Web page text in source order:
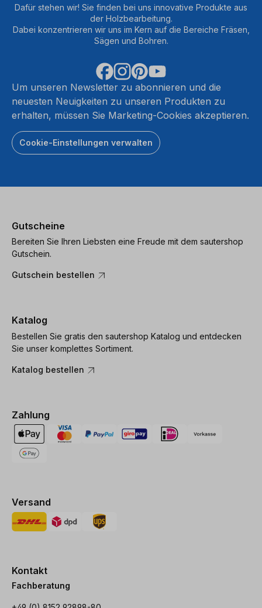
Dafür stehen wir! Sie finden bei uns innovative Produkte aus
der Holzbearbeitung.
Dabei konzentrieren wir uns im Kern auf die Bereiche Fräsen,
Sägen und Bohren.
Um unseren Newsletter zu abonnieren und die
neuesten Neuigkeiten zu unseren Produkten zu
erhalten, müssen Sie Marketing-Cookies akzeptieren.
Cookie-Einstellungen verwalten
Gutscheine
Bereiten Sie Ihren Liebsten eine Freude mit dem sautershop
Gutschein.
Gutschein bestellen
Katalog
Bestellen Sie gratis den sautershop Katalog und entdecken
Sie unser komplettes Sortiment.
Katalog bestellen
Zahlung
Versand
Kontakt
Fachberatung